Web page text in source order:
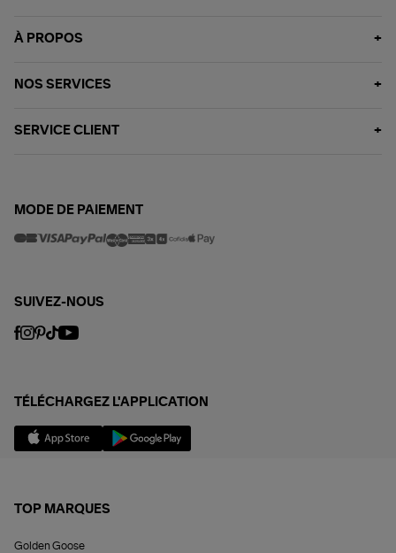
À PROPOS
NOS SERVICES
SERVICE CLIENT
MODE DE PAIEMENT
SUIVEZ-NOUS
TÉLÉCHARGEZ L'APPLICATION
TOP MARQUES
Golden Goose